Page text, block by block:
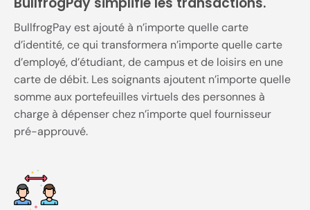
BullfrogPay est ajouté à n’importe quelle carte
d’identité, ce qui transformera n’importe quelle carte
d’employé, d’étudiant, de campus et de loisirs en une
carte de débit. Les soignants ajoutent n’importe quelle
somme aux portefeuilles virtuels des personnes à
charge à dépenser chez n’importe quel fournisseur
pré-approuvé.